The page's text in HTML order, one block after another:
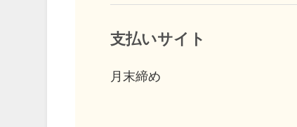
支払いサイト
月末締め